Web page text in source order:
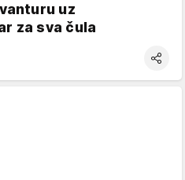
uz
za sva čula